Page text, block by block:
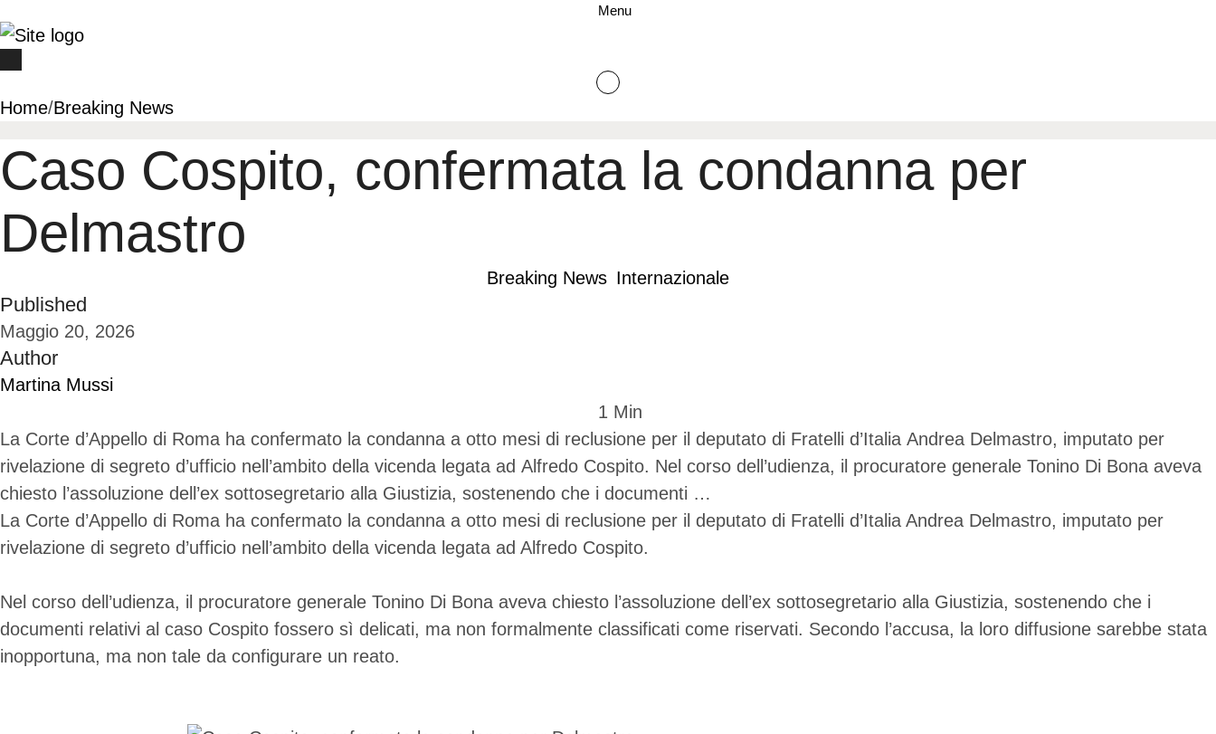
Menu
Home/Breaking News
Caso Cospito, confermata la condanna per
Delmastro
Breaking News Internazionale
Published
Maggio 20, 2026
Author
Martina Mussi
1 Min
La Corte d’Appello di Roma ha confermato la condanna a otto mesi di reclusione per il deputato di Fratelli d’Italia Andrea Delmastro, imputato per
rivelazione di segreto d’ufficio nell’ambito della vicenda legata ad Alfredo Cospito. Nel corso dell’udienza, il procuratore generale Tonino Di Bona aveva
chiesto l’assoluzione dell’ex sottosegretario alla Giustizia, sostenendo che i documenti …
La Corte d’Appello di Roma ha confermato la condanna a otto mesi di reclusione per il deputato di Fratelli d’Italia Andrea Delmastro, imputato per
rivelazione di segreto d’ufficio nell’ambito della vicenda legata ad Alfredo Cospito.
Nel corso dell’udienza, il procuratore generale Tonino Di Bona aveva chiesto l’assoluzione dell’ex sottosegretario alla Giustizia, sostenendo che i
documenti relativi al caso Cospito fossero sì delicati, ma non formalmente classificati come riservati. Secondo l’accusa, la loro diffusione sarebbe stata
inopportuna, ma non tale da configurare un reato.